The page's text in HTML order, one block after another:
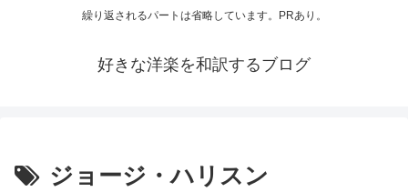
繰り返されるパートは省略しています。PRあり。
好きな洋楽を和訳するブログ
ジョージ・ハリスン